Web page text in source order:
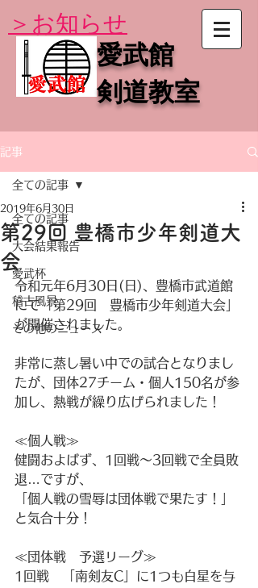
​愛武館
剣道教室
​＞お知らせ
記事
全ての記事
大会結果報告
愛武杯
稽古風景
その他のニュース
全ての記事
第29回 豊橋市少年剣道大
会
2019年6月30日
令和元年6月30日(日)、豊橋市武道館
にて「第29回　豊橋市少年剣道大会」
が開催されました。
非常に蒸し暑い中での試合となりまし
たが、団体27チーム・個人150名が参
加し、熱戦が繰り広げられました！
≪個人戦≫
健闘およばず、1回戦～3回戦で全員敗
退…ですが、
「個人戦の雪辱は団体戦で果たす！」
と気合十分！
≪団体戦　予選リーグ≫
1回戦　「南剣友C」に1つも白星を与